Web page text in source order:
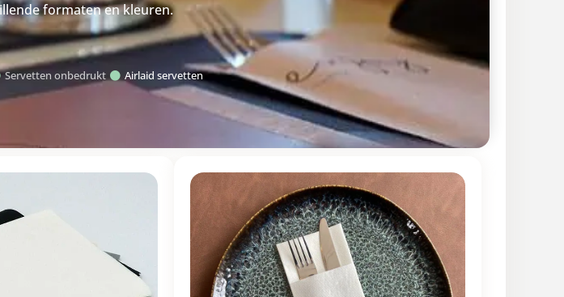
formaten en kleuren.
Servetten onbedrukt Airlaid servetten